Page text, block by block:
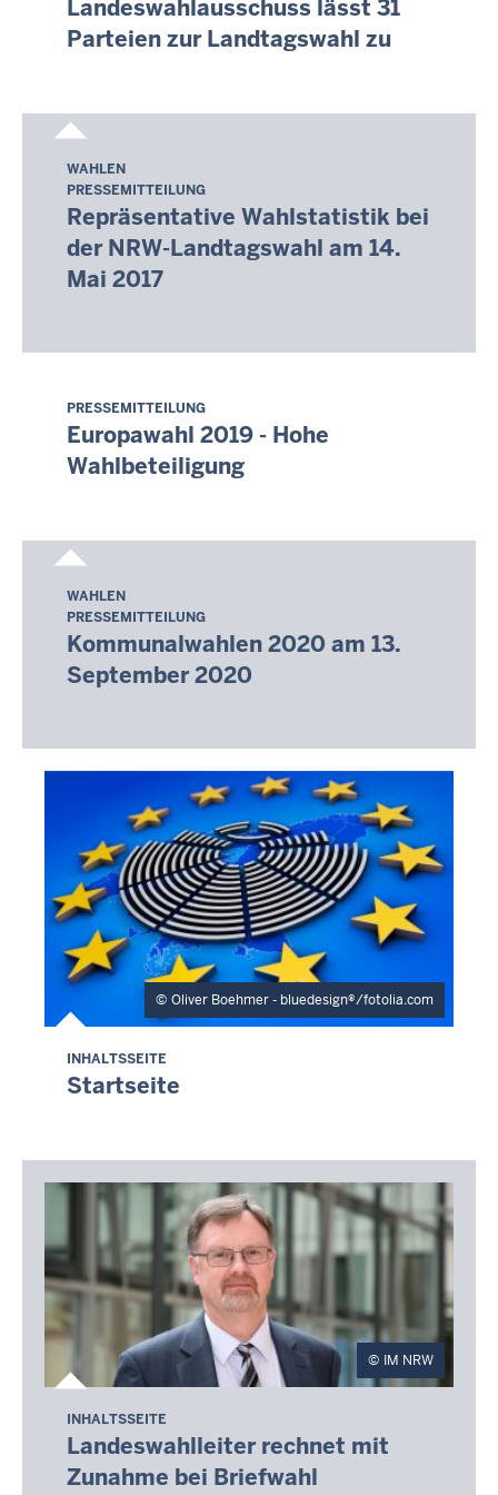
August
2026
Landeswahlausschuss lässt 31
Parteien zur Landtagswahl zu
Donnerstag,
6.
August
2026
-
WAHLEN
PRESSEMITTEILUNG
Repräsentative Wahlstatistik bei
der NRW-Landtagswahl am 14.
Mai 2017
Donnerstag,
6.
August
02:29
PRESSEMITTEILUNG
Europawahl 2019 - Hohe
Wahlbeteiligung
Donnerstag,
6.
August
2026
WAHLEN
PRESSEMITTEILUNG
Kommunalwahlen 2020 am 13.
September 2020
Oliver Boehmer - bluedesign®/fotolia.com
INHALTSSEITE
Startseite
IM NRW
INHALTSSEITE
Landeswahlleiter rechnet mit
Zunahme bei Briefwahl